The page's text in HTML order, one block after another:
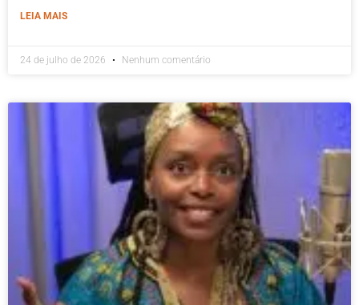
LEIA MAIS
24 de julho de 2026 Nenhum comentário